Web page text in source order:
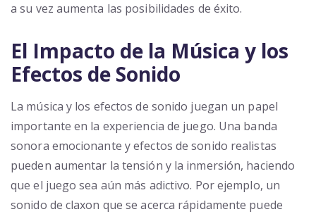
a su vez aumenta las posibilidades de éxito.
El Impacto de la Música y los
Efectos de Sonido
La música y los efectos de sonido juegan un papel
importante en la experiencia de juego. Una banda
sonora emocionante y efectos de sonido realistas
pueden aumentar la tensión y la inmersión, haciendo
que el juego sea aún más adictivo. Por ejemplo, un
sonido de claxon que se acerca rápidamente puede